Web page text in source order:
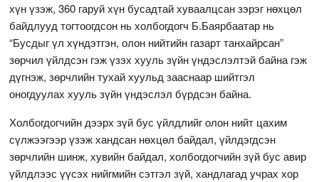
хүн үзэж, 360 гаруй хүн бусадтай хуваалцсан зэрэг нөхцөл
байдлууд тогтоогдсон нь холбогдогч Б.Баярбаатар нь
“Бусдыг үл хүндэтгэн, олон нийтийн газарт танхайрсан”
зөрчил үйлдсэн гэж үзэх хууль зүйн үндэслэлтэй байна гэж
дүгнэж, зөрчлийн тухай хуульд зааснаар шийтгэл
оногдуулах хууль зүйн үндэслэл бүрдсэн байна.
Холбогдогчийн дээрх зүй бус үйлдлийг олон нийт цахим
сүлжээгээр үзэж хандсан нөхцөл байдал, үйлдэгдсэн
зөрчлийн шинж, хувийн байдал, холбогдогчийн зүй бус авир
үйлдлээс үүсэх нийгмийн сэтгэл зүй, хандлагад учрах хор